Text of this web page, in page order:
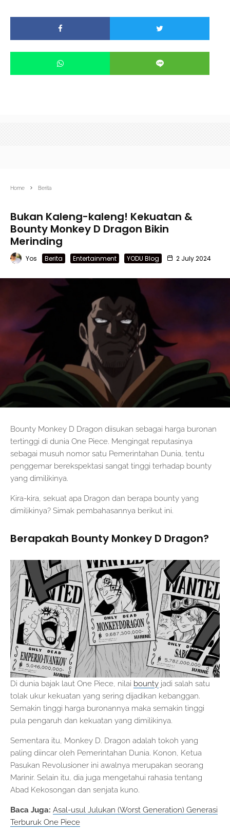
Home Berita
Bukan Kaleng-kaleng! Kekuatan &
Bounty Monkey D Dragon Bikin
Merinding
Yos Berita Entertainment YODU Blog 2 July 2024
Bounty Monkey D Dragon diisukan sebagai harga buronan
tertinggi di dunia One Piece. Mengingat reputasinya
sebagai musuh nomor satu Pemerintahan Dunia, tentu
penggemar berekspektasi sangat tinggi terhadap bounty
yang dimilikinya.
Kira-kira, sekuat apa Dragon dan berapa bounty yang
dimilikinya? Simak pembahasannya berikut ini.
Berapakah Bounty Monkey D Dragon?
Di dunia bajak laut One Piece, nilai bounty jadi salah satu
tolak ukur kekuatan yang sering dijadikan kebanggan.
Semakin tinggi harga buronannya maka semakin tinggi
pula pengaruh dan kekuatan yang dimilikinya.
Sementara itu, Monkey D. Dragon adalah tokoh yang
paling diincar oleh Pemerintahan Dunia. Konon, Ketua
Pasukan Revolusioner ini awalnya merupakan seorang
Marinir. Selain itu, dia juga mengetahui rahasia tentang
Abad Kekosongan dan senjata kuno.
Baca Juga: Asal-usul Julukan (Worst Generation) Generasi
Terburuk One Piece